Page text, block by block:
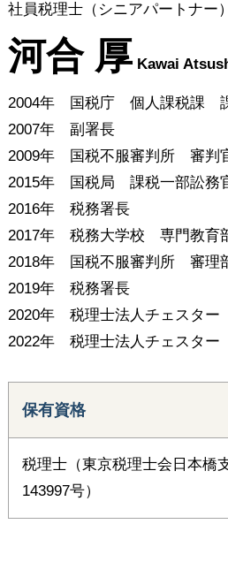
社員税理士（シニアパートナー
河合 厚Kawai
2004年 国税庁 個人課税課 課
2007年 副署長
2009年 国税不服審判所 審判
2015年 国税局 課税一部訟務
2016年 税務署長
2017年 税務大学校 専門教育
2018年 国税不服審判所 審理
2019年 税務署長
2020年 税理士法人チェスタ
2022年 税理士法人チェスタ
保有資格
税理士（東京税理士会日本橋
143997号）